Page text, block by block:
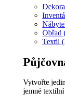
Obřad
Textil
Vytvořte
jemné